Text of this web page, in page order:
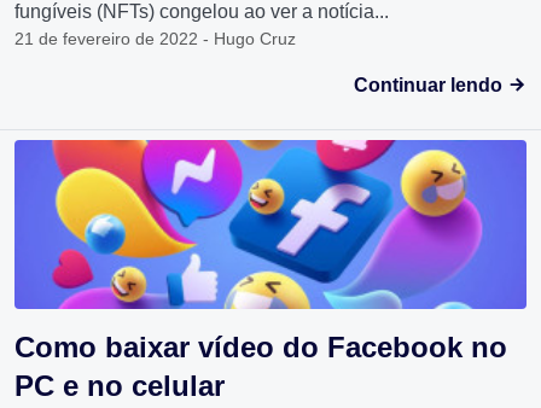
fungíveis (NFTs) congelou ao ver a notícia...
21 de fevereiro de 2022 - Hugo Cruz
Continuar lendo
Como baixar vídeo do Facebook no
PC e no celular